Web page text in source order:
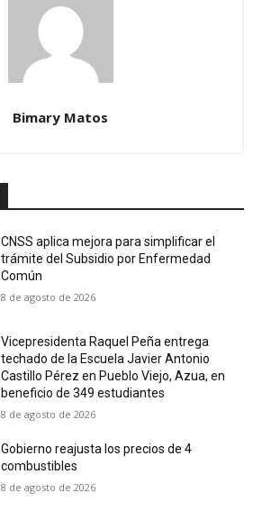
Bimary Matos
CNSS aplica mejora para simplificar el
trámite del Subsidio por Enfermedad
Común
8 de agosto de 2026
Vicepresidenta Raquel Peña entrega
techado de la Escuela Javier Antonio
Castillo Pérez en Pueblo Viejo, Azua, en
beneficio de 349 estudiantes
8 de agosto de 2026
Gobierno reajusta los precios de 4
combustibles
8 de agosto de 2026